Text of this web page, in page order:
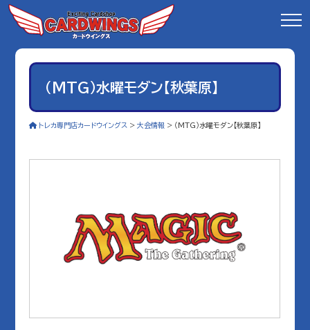
（MTG）水曜モダン【秋葉原】
トレカ専門店カードウイングス >大会情報 > （MTG）水曜モダン【秋葉原】